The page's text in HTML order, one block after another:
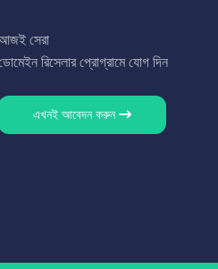
সেরা
রিসেলার প্রোগ্রামে যোগ দিন
এখনই আবেদন করুন